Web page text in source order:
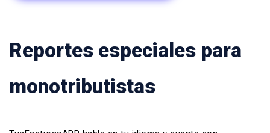
Reportes especiales para
monotributistas